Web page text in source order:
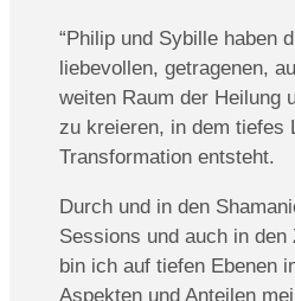
“Philip und Sybille haben
liebevollen, getragenen,
weiten Raum der Heilung
zu kreieren, in dem tiefes
Transformation entsteht.
Durch und in den
Sessions und auch in den
bin ich auf tiefen Ebenen
Aspekten und Anteilen